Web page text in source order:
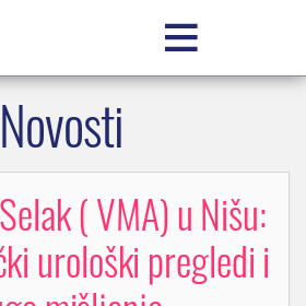

Novosti
( VMA) u Nišu:
urološki pregledi i